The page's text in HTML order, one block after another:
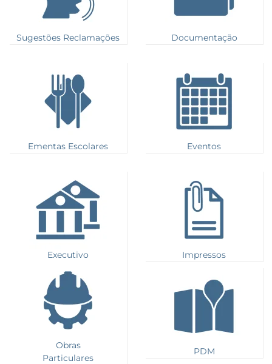
Sugestões Reclamações Documentação
Ementas Escolares Eventos
Executivo Impressos
Obras
Particulares
PDM